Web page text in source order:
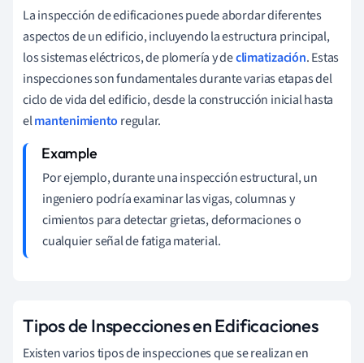
La inspección de edificaciones puede abordar diferentes
aspectos de un edificio, incluyendo la estructura principal,
los sistemas eléctricos, de plomería y declimatización. Estas
inspecciones son fundamentales durante varias etapas del
ciclo de vida del edificio, desde la construcción inicial hasta
elmantenimiento regular.
Por ejemplo, durante una inspección estructural, un
ingeniero podría examinar las vigas, columnas y
cimientos para detectar grietas, deformaciones o
cualquier señal de fatiga material.
Tipos de Inspecciones en Edificaciones
Existen varios tipos de inspecciones que se realizan en